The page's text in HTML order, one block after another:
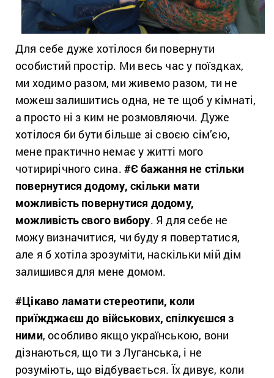
Для себе дуже хотілося би повернути
особистий простір. Ми весь час у поїздках,
ми ходимо разом, ми живемо разом, ти не
можеш залишитись одна, не те щоб у кімнаті,
а просто ні з ким не розмовляючи. Дуже
хотілося би бути більше зі своєю сім’єю,
мене практично немає у житті мого
чотирирічного сина. #Є бажання не стільки
повернутися додому, скільки мати
можливість повернутися додому,
можливість свого вибору. Я для себе не
можу визначитися, чи буду я повертатися,
але я б хотіла зрозуміти, наскільки мій дім
залишився для мене домом.
#Цікаво ламати стереотипи, коли
приїжджаєш до військових, спілкуєшся з
ними, особливо якщо українською, вони
дізнаються, що ти з Луганська, і не
розуміють, що відбувається. Їх дивує, коли